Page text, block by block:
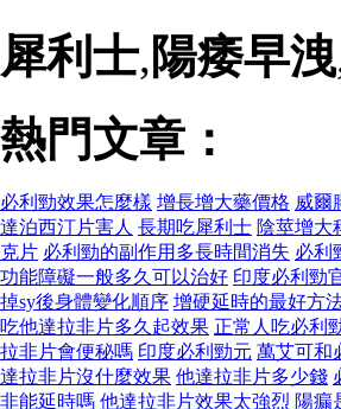
犀利士, 陽痿早洩
熱門文章：
必利勁效果怎麼樣 增長增大藥價格 威爾
達泊西汀片害人 長期吃犀利士 陰莖增大
克片 必利勁的副作用多長時間消失 必利
功能障礙一般多久可以治好 印度必利勁
掉sy後身體變化順序 增硬延時的最好方
吃他達拉非片多久起效果 正常人吃必利
拉非片會便秘嗎 印度必利勁元 萬艾可和
達拉非片沒什麼效果 他達拉非片多少錢
非能延時嗎 他達拉非片效果太強烈 陽瘺